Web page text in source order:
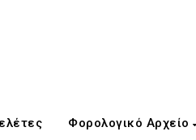
Φορολογικό Αρχείο